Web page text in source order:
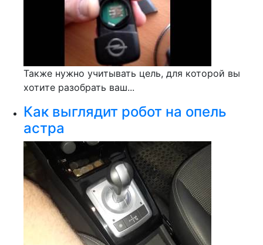
Также нужно учитывать цель, для которой вы
хотите разобрать ваш...
Как выглядит робот на опель
астра